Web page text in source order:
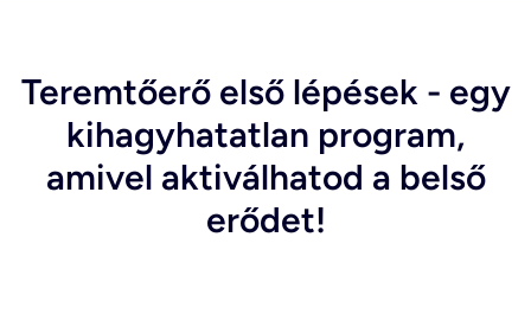
Teremtőerő első lépések - egy
kihagyhatatlan program,
amivel aktiválhatod a belső
erődet!